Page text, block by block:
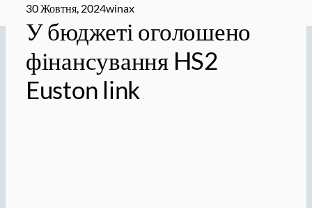
30 Жовтня, 2024winax
У бюджеті оголошено
фінансування HS2
Euston link